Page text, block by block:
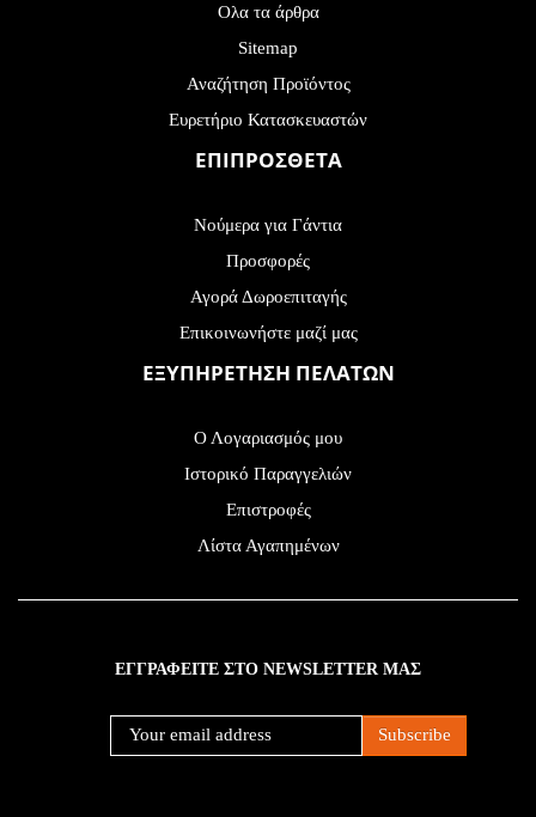
Ολα τα άρθρα
Sitemap
Αναζήτηση Προϊόντος
Ευρετήριο Κατασκευαστών
ΕΠΙΠΡΟΣΘΕΤΑ
Νούμερα για Γάντια
Προσφορές
Αγορά Δωροεπιταγής
Επικοινωνήστε μαζί μας
ΕΞΥΠΗΡΕΤΗΣΗ ΠΕΛΑΤΩΝ
Ο Λογαριασμός μου
Ιστορικό Παραγγελιών
Επιστροφές
Λίστα Αγαπημένων
ΕΓΓΡΑΦΕΙΤΕ ΣΤΟ NEWSLETTER ΜΑΣ
Subscribe